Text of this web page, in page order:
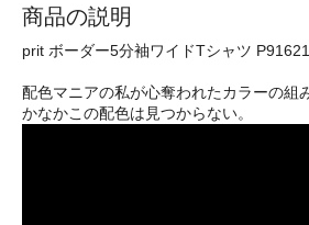
商品の説明
prit ボーダー5分袖ワイドTシャツ
配色マニアの私が心奪われたカラーの組
かなかこの配色は見つからない。